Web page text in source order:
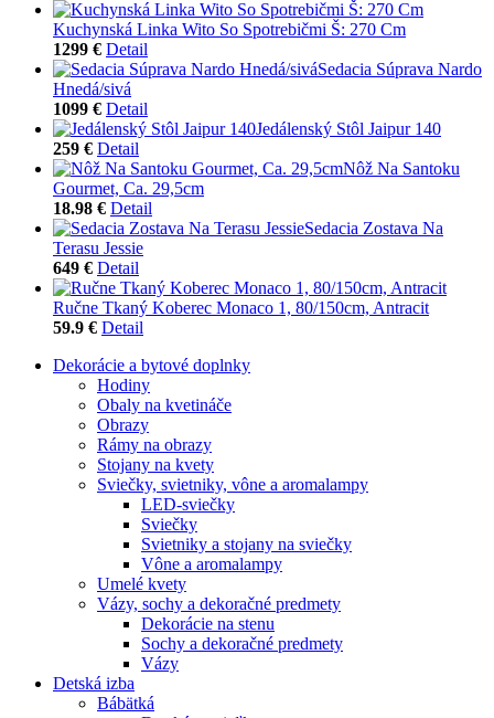
Kuchynská Linka Wito So Spotrebičmi Š: 270 Cm
1299 € Detail
Sedacia Súprava Nardo
Hnedá/sivá
1099 € Detail
Jedálenský Stôl Jaipur 140
259 € Detail
Nôž Na Santoku
Gourmet, Ca. 29,5cm
18.98 € Detail
Sedacia Zostava Na
Terasu Jessie
649 € Detail
Ručne Tkaný Koberec Monaco 1, 80/150cm, Antracit
59.9 € Detail
Dekorácie a bytové doplnky
Hodiny
Obaly na kvetináče
Obrazy
Rámy na obrazy
Stojany na kvety
Sviečky, svietniky, vône a aromalampy
LED-sviečky
Sviečky
Svietniky a stojany na sviečky
Vône a aromalampy
Umelé kvety
Vázy, sochy a dekoračné predmety
Dekorácie na stenu
Sochy a dekoračné predmety
Vázy
Detská izba
Bábätká